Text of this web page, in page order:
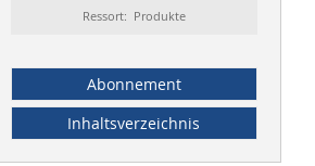
Ressort: Produkte
Abonnement
Inhaltsverzeichnis